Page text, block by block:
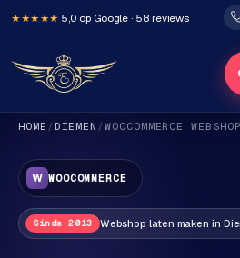
★★★★★ 5,0 op Google · 58 reviews
HOME / DIEMEN /WOOCOMMERCE
W WOOCOMMERCE
Sinds 2013 Webshop laten maken in